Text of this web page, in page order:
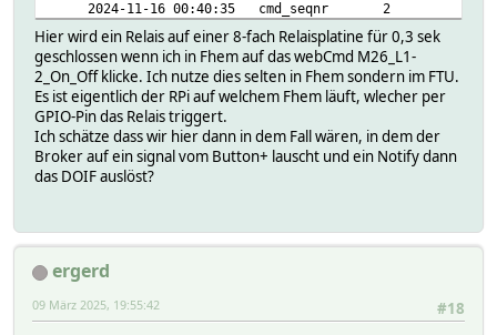
2024-11-16 00:40:35 cmd_seqnr 2
2025-03-09 15:08:02 gpio_response_22 off
2019-10-10 21:25:13 mode enabled
2024-11-16 00:40:35 state M26_L1-
Regex:
accu:
bar:
barAvg:
collect:
M26_L1-2_On_Off
wait:
0
Hier wird ein Relais auf einer 8-fach Relaisplatine für 0,3 sek
geschlossen wenn ich in Fhem auf das webCmd M26_L1-
2_On_Off klicke. Ich nutze dies selten in Fhem sondern im FTU.
Es ist eigentlich der RPi auf welchem Fhem läuft, wlecher per
GPIO-Pin das Relais triggert.
Ich schätze dass wir hier dann in dem Fall wären, in dem der
Broker auf ein signal vom Button+ lauscht und ein Notify dann
das DOIF auslöst?
ergerd
#18
09 März 2025, 19:55:42